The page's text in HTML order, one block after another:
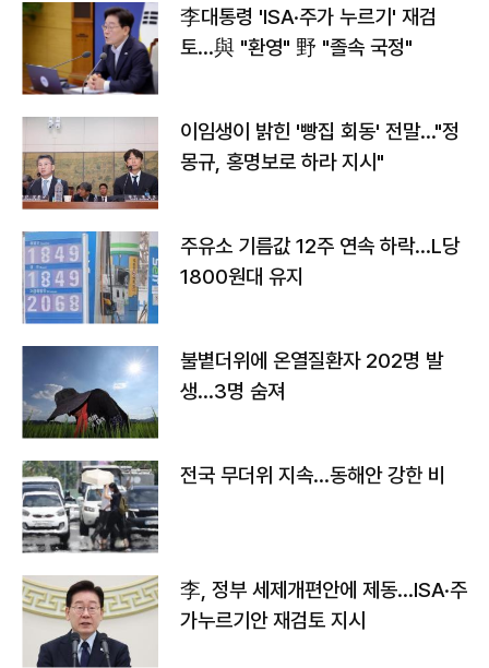
李대통령 'ISA·주가 누르기' 재검
토…與 "환영" 野 "졸속 국정"
이임생이 밝힌 '빵집 회동' 전말…"정
몽규, 홍명보로 하라 지시"
주유소 기름값 12주 연속 하락…L당
1800원대 유지
불볕더위에 온열질환자 202명 발
생…3명 숨져
전국 무더위 지속…동해안 강한 비
李, 정부 세제개편안에 제동…ISA·주
가누르기안 재검토 지시